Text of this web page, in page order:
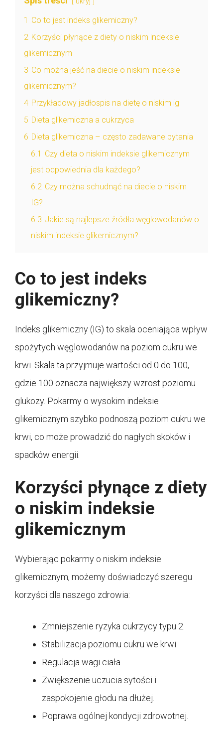
1 Co to jest indeks glikemiczny?
2 Korzyści płynące z diety o niskim indeksie
glikemicznym
3 Co można jeść na diecie o niskim indeksie
glikemicznym?
4 Przykładowy jadłospis na dietę o niskim ig
5 Dieta glikemiczna a cukrzyca
6 Dieta glikemiczna – często zadawane pytania
6.1 Czy dieta o niskim indeksie glikemicznym
jest odpowiednia dla każdego?
6.2 Czy można schudnąć na diecie o niskim
IG?
6.3 Jakie są najlepsze źródła węglowodanów o
niskim indeksie glikemicznym?
Co to jest indeks
glikemiczny?
Indeks glikemiczny (IG) to skala oceniająca wpływ
spożytych węglowodanów na poziom cukru we
krwi. Skala ta przyjmuje wartości od 0 do 100,
gdzie 100 oznacza największy wzrost poziomu
glukozy. Pokarmy o wysokim indeksie
glikemicznym szybko podnoszą poziom cukru we
krwi, co może prowadzić do nagłych skoków i
spadków energii.
Korzyści płynące z diety
o niskim indeksie
glikemicznym
Wybierając pokarmy o niskim indeksie
glikemicznym, możemy doświadczyć szeregu
korzyści dla naszego zdrowia:
Zmniejszenie ryzyka cukrzycy typu 2.
Stabilizacja poziomu cukru we krwi.
Regulacja wagi ciała.
Zwiększenie uczucia sytości i
zaspokojenie głodu na dłużej.
Poprawa ogólnej kondycji zdrowotnej.